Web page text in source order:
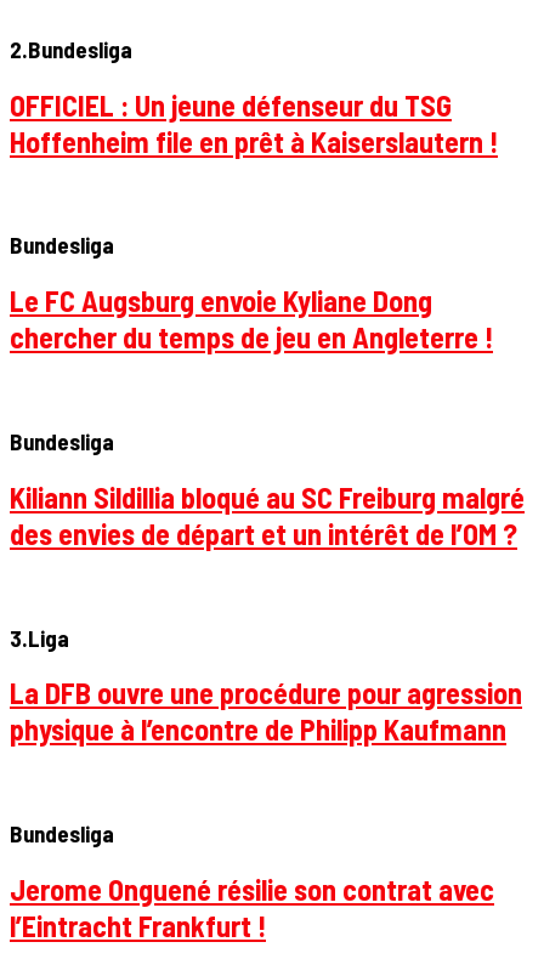
2.Bundesliga
OFFICIEL : Un jeune défenseur du TSG
Hoffenheim file en prêt à Kaiserslautern !
Bundesliga
Le FC Augsburg envoie Kyliane Dong
chercher du temps de jeu en Angleterre !
Bundesliga
Kiliann Sildillia bloqué au SC Freiburg malgré
des envies de départ et un intérêt de l’OM ?
3.Liga
La DFB ouvre une procédure pour agression
physique à l’encontre de Philipp Kaufmann
Bundesliga
Jerome Onguené résilie son contrat avec
l’Eintracht Frankfurt !